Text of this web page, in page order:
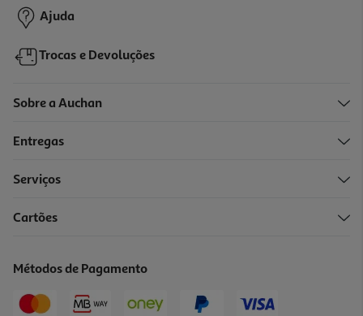
Ajuda
Trocas e Devoluções
Sobre a Auchan
Entregas
Serviços
Cartões
Métodos de Pagamento